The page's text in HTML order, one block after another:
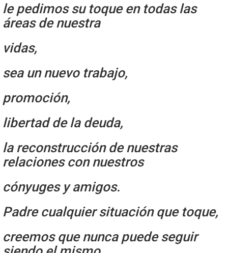
le pedimos su toque en todas las
áreas de nuestra
vidas,
sea un nuevo trabajo,
promoción,
libertad de la deuda,
la reconstrucción de nuestras
relaciones con nuestros
cónyuges y amigos.
Padre cualquier situación que toque,
creemos que nunca puede seguir